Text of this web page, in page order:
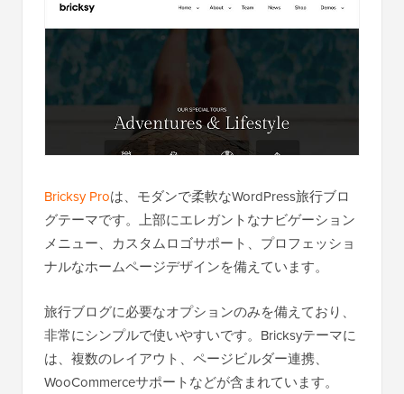
Bricksy Proは、モダンで柔軟なWordPress旅行ブロ
グテーマです。上部にエレガントなナビゲーション
メニュー、カスタムロゴサポート、プロフェッショ
ナルなホームページデザインを備えています。
旅行ブログに必要なオプションのみを備えており、
非常にシンプルで使いやすいです。Bricksyテーマに
は、複数のレイアウト、ページビルダー連携、
WooCommerceサポートなどが含まれています。